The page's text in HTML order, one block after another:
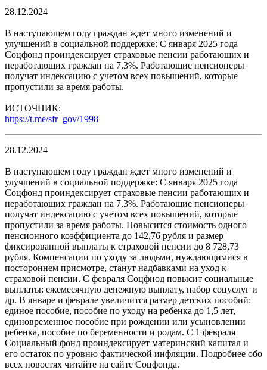
28.12.2024
В наступающем году граждан ждет много изменений и
улучшений в социальной поддержке: С января 2025 года
Соцфонд проиндексирует страховые пенсии работающих и
неработающих граждан на 7,3%. Работающие пенсионеры
получат индексацию с учетом всех повышений, которые
пропустили за время работы.
ИСТОЧНИК:
https://t.me/sfr_gov/1998
28.12.2024
В наступающем году граждан ждет много изменений и
улучшений в социальной поддержке: С января 2025 года
Соцфонд проиндексирует страховые пенсии работающих и
неработающих граждан на 7,3%. Работающие пенсионеры
получат индексацию с учетом всех повышений, которые
пропустили за время работы. Повысится стоимость одного
пенсионного коэффициента до 142,76 рубля и размер
фиксированной выплаты к страховой пенсии до 8 728,73
рубля. Компенсации по уходу за людьми, нуждающимися в
постороннем присмотре, станут надбавками на уход к
страховой пенсии. С февраля Соцфнод повысит социальные
выплаты: ежемесячную денежную выплату, набор соцуслуг и
др. В январе и феврале увеличится размер детских пособий:
единое пособие, пособие по уходу на ребенка до 1,5 лет,
единовременное пособие при рождении или усыновлении
ребенка, пособие по беременности и родам. С 1 февраля
Социальный фонд проиндексирует материнский капитал и
его остаток по уровню фактической инфляции. Подробнее обо
всех новостях читайте на сайте Соцфонда.